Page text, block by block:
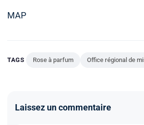
MAP
TAGS Rose à parfum Office régional de
Laissez un commentaire